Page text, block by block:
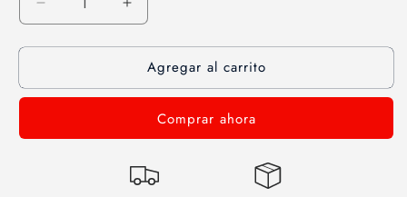
Reducir
cantidad
para
Mirety
Azul
Aumentar
cantidad
para
Sofá
Mirety
Puestos
Azul
(con
brazos)
Agregar al carrito
Comprar ahora